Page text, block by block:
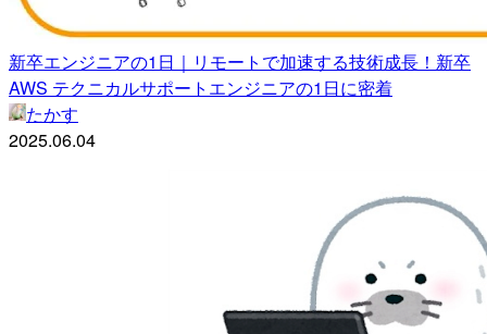
新卒エンジニアの1日｜リモートで加速する技術成長！新卒
AWS テクニカルサポートエンジニアの1日に密着
たかす
2025.06.04